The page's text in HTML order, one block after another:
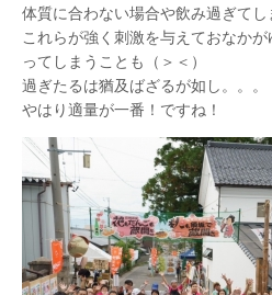
体質に合わない場合や飲み過ぎてし
これらが強く刺激を与えておなか
ってしまうことも（＞＜）
過ぎたるは猶及ばざるが如し。。。
やはり適量が一番！ですね！